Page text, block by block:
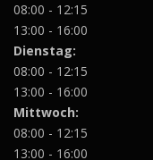
08:00 - 12:15
13:00 - 16:00
Dienstag:
08:00 - 12:15
13:00 - 16:00
Mittwoch:
08:00 - 12:15
13:00 - 16:00